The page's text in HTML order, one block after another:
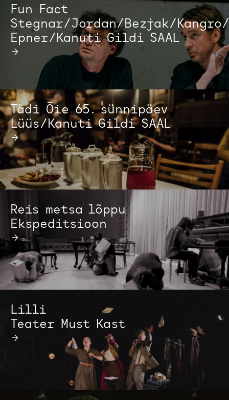
Fun Fact
Stegnar/Jordan/Bezjak/
Epner/Kanuti Gildi SAAL
→
Tädi Õie 65. sünnipäev
Lüüs/Kanuti Gildi SAAL
→
Reis metsa lõppu
Ekspeditsioon
→
Lilli
Teater Must Kast
→